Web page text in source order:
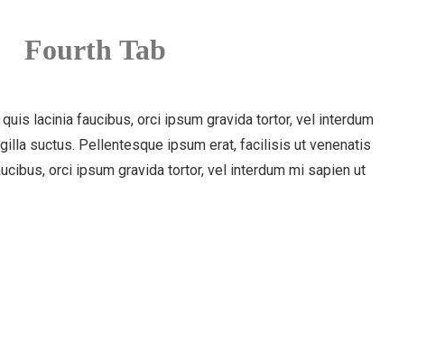
Fourth Tab
lacinia faucibus, orci ipsum gravida tortor, vel interdum
suctus. Pellentesque ipsum erat, facilisis ut venenatis
orci ipsum gravida tortor, vel interdum mi sapien ut